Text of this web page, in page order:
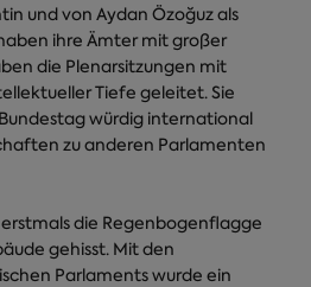
und von Aydan Özoğuz als
ihre Ämter mit großer
die Plenarsitzungen mit
Tiefe geleitet. Sie
würdig international
zu anderen Parlamenten
die Regenbogenflagge
gehisst. Mit den
Parlaments wurde ein